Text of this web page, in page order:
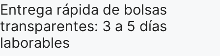
Entrega rápida de bolsas
transparentes: 3 a 5 días
laborables